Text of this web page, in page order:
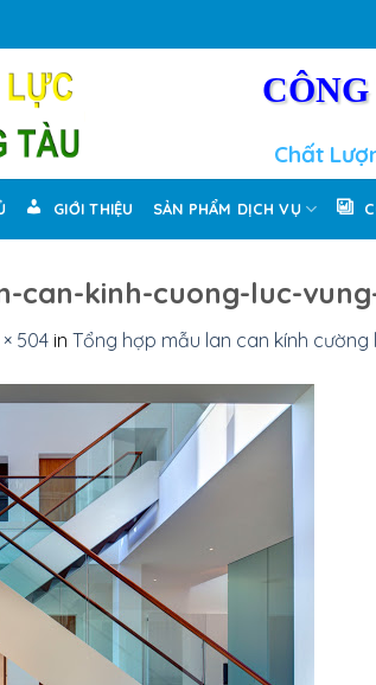
Chất
GIỚI THIỆU SẢN PHẨM DỊCH VỤ
can-kinh-cuong-luc-
× 504 in Tổng hợp mẫu lan can kính